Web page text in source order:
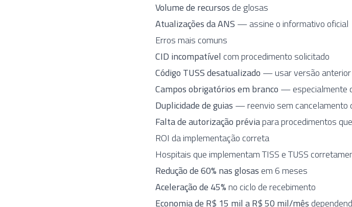
Volume de recursosde glosas
Atualizações da ANS — assine o informativo oficial
Erros mais comuns
CID incompatível com procedimento solicitado
Código TUSS desatualizado — usar versão
Campos obrigatórios em branco — especialmente
Duplicidade de guias — reenvio sem cancelamento
Falta de autorização préviapara procedimentos
ROI da implementação correta
Hospitais que implementam TISS e TUSS
Redução de 60% nas glosasem 6 meses
Aceleração de 45%no ciclo de recebimento
Economia de R$ 15 mil a R$ 50 mil/mês